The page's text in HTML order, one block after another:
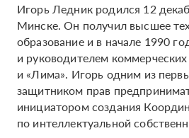
Игорь Ледник родился 12
Минске. Он получил высшее
образование и в начале 1990
и руководителем
и «Лима». Игорь одним из
защитником прав
инициатором создания
по интеллектуальной